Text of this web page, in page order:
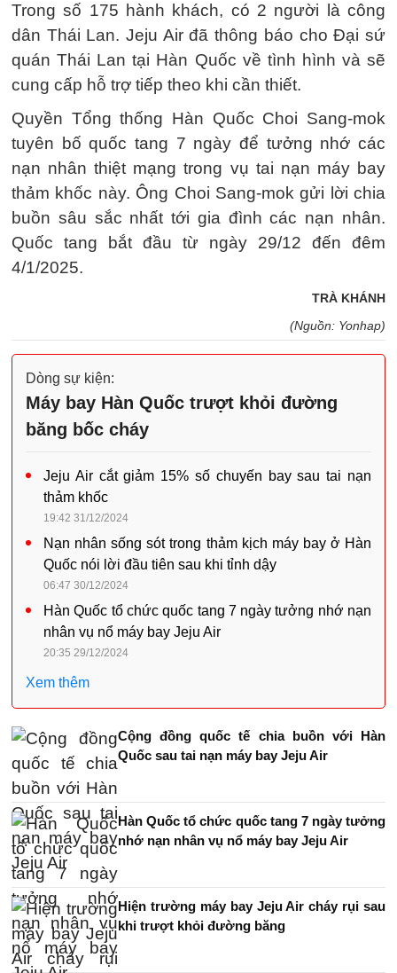
Trong số 175 hành khách, có 2 người là công
dân Thái Lan. Jeju Air đã thông báo cho Đại sứ
quán Thái Lan tại Hàn Quốc về tình hình và sẽ
cung cấp hỗ trợ tiếp theo khi cần thiết.
Quyền Tổng thống Hàn Quốc Choi Sang-mok
tuyên bố quốc tang 7 ngày để tưởng nhớ các
nạn nhân thiệt mạng trong vụ tai nạn máy bay
thảm khốc này. Ông Choi Sang-mok gửi lời chia
buồn sâu sắc nhất tới gia đình các nạn nhân.
Quốc tang bắt đầu từ ngày 29/12 đến đêm
4/1/2025.
TRÀ KHÁNH
(Nguồn: Yonhap)
Dòng sự kiện:
Máy bay Hàn Quốc trượt khỏi đường
băng bốc cháy
Jeju Air cắt giảm 15% số chuyến bay sau tai nạn
thảm khốc
19:42 31/12/2024
Nạn nhân sống sót trong thảm kịch máy bay ở Hàn
Quốc nói lời đầu tiên sau khi tỉnh dậy
06:47 30/12/2024
Hàn Quốc tổ chức quốc tang 7 ngày tưởng nhớ nạn
nhân vụ nổ máy bay Jeju Air
20:35 29/12/2024
Xem thêm
Cộng đồng quốc tế chia buồn với Hàn
Quốc sau tai nạn máy bay Jeju Air
Hàn Quốc tổ chức quốc tang 7 ngày tưởng
nhớ nạn nhân vụ nổ máy bay Jeju Air
Hiện trường máy bay Jeju Air cháy rụi sau
khi trượt khỏi đường băng